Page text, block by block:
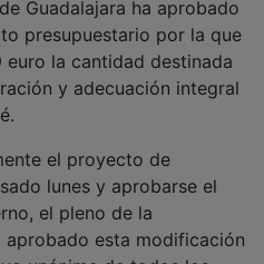
presupuestario por la que
euro la cantidad destinada
y adecuación integral
lunes y aprobarse el
el pleno de la
esta modificación
unánime de todos los